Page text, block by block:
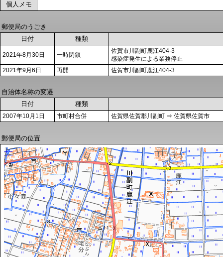
個人メモ
郵便局のうごき
日付
種類
2021年8月30日 一時閉鎖
佐賀市川副町鹿江404-3
感染症発生による業務停止
2021年9月6日
再開 佐賀市川副町鹿江404-3
自治体名称の変遷
日付
種類
2007年10月1日 市町村合併 佐賀県佐賀郡川副町 ⇒ 佐賀県佐賀市
郵便局の位置